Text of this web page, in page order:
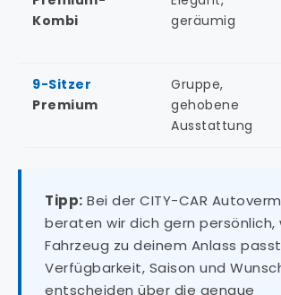
Kombi
geräumig
9-Sitzer
Premium
Gruppe,
gehobene
Ausstattung
Tipp: Bei der CITY-CAR
beraten wir dich gern persönlich,
Fahrzeug zu deinem Anlass
Verfügbarkeit, Saison und
entscheiden über die genaue